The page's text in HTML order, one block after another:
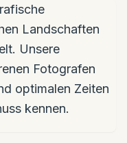
Landschaften
Unsere
Fotografen
optimalen Zeiten
kennen.